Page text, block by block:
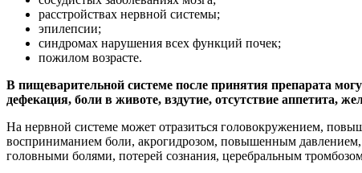
расстройствах нервной системы;
эпилепсии;
синдромах нарушения всех функций почек;
пожилом возрасте.
В пищеварительной системе после принятия препарата
дефекация, боли в животе, вздутие, отсутствие аппетита,
На нервной системе может отразиться головокружением,
восприниманием боли, акрогидрозом, повышенным
головными болями, потерей сознания, церебральным